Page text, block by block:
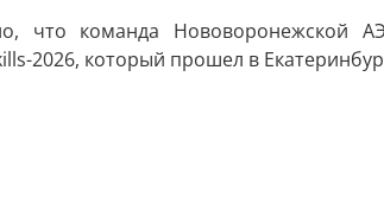
что команда Нововоронежской
2026, который прошел в